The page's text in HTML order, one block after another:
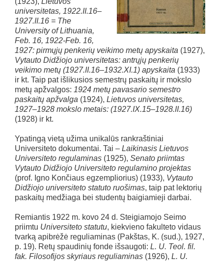
universitetas, 1922.II.16–
1927.II.16 = The
University of Lithuania,
Feb. 16, 1922-Feb. 16,
1927: pirmųjų penkerių veikimo metų apyskaita (1927),
Vytauto Didžiojo universitetas: antrųjų penkerių
veikimo metų (1927.II.16–1932.XI.1) apyskaita (1933)
ir kt. Taip pat išlikusios semestrų paskaitų ir mokslo
metų apžvalgos: 1924 metų pavasario semestro
paskaitų apžvalga (1924), Lietuvos universitetas,
1927–1928 mokslo metais: (1927.IX.15–1928.II.16)
(1928) ir kt.
Ypatingą vietą užima unikalūs rankraštiniai
Universiteto dokumentai. Tai – Laikinasis Lietuvos
Universiteto regulaminas (1925), Senato priimtas
Vytauto Didžiojo Universiteto regulamino projektas
(prof. Igno Končiaus egzempliorius) (1933), Vytauto
Didžiojo universiteto statuto ruošimas, taip pat lektorių
paskaitų medžiaga bei studentų baigiamieji darbai.
Remiantis 1922 m. kovo 24 d. Steigiamojo Seimo
priimtu Universiteto statutu, kiekvieno fakulteto vidaus
tvarką apibrėžė reguliaminas (Pakštas, K. (sud.), 1927,
p. 19). Retų spaudinių fonde išsaugoti: L. U. Teol. fil.
fak. Filosofijos skyriaus reguliaminas (1926), L. U.